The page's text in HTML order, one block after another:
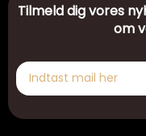
Tilmeld dig vores
om